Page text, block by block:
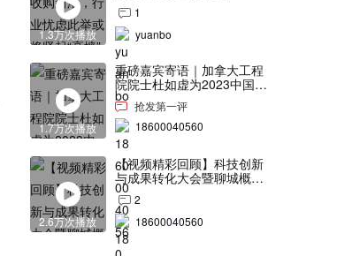
1.3万次播放
1
yuanbo
1.7万次播放
重磅嘉宾寄语｜加拿大工程
院院士杜如虚为2023中国创
交会打Call！
抢发第一评
18600040560
2.6万次播放
【视频精彩回顾】科技创新
与成果转化大会暨聊城概念
验证中心合作签约仪式
2
18600040560